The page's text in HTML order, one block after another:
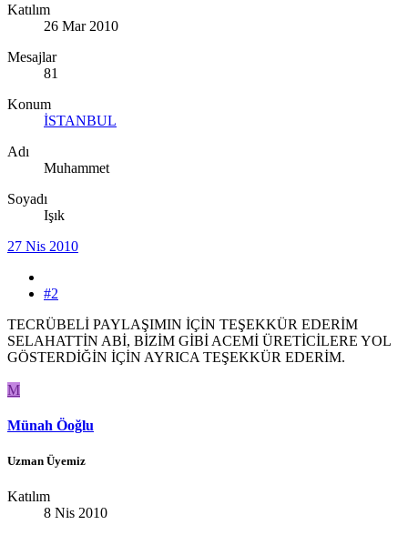
Katılım
26 Mar 2010
Mesajlar
81
Konum
İSTANBUL
Adı
Muhammet
Soyadı
Işık
27 Nis 2010
#2
TECRÜBELİ PAYLAŞIMIN İÇİN TEŞEKKÜR EDERİM
SELAHATTİN ABİ, BİZİM GİBİ ACEMİ ÜRETİCİLERE YOL
GÖSTERDİĞİN İÇİN AYRICA TEŞEKKÜR EDERİM.
M
Münah Öoğlu
Uzman Üyemiz
Katılım
8 Nis 2010